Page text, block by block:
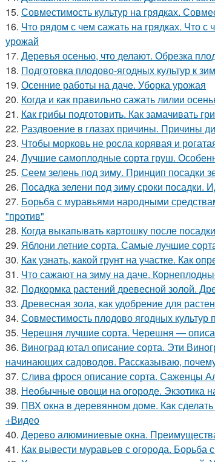
15. Совместимость культур на грядках.
16. Что рядом с чем сажать на грядках. Что
урожай
17. Деревья осенью, что делают. Обрезка
18. Подготовка плодово-ягодных культур к
19. Осенние работы на даче. Уборка урожая
20. Когда и как правильно сажать лилии
21. Как грибы подготовить. Как замачивать
22. Раздвоение в глазах причины. Причины
23. Чтобы морковь не росла корявая и
24. Лучшие самоплодные сорта груш.
25. Сеем зелень под зиму. Принцип посадки
26. Посадка зелени под зиму сроки посадки.
27. Борьба с муравьями народными
"против"
28. Когда выкапывать картошку после
29. Яблони летние сорта. Самые лучшие
30. Как узнать, какой грунт на участке. Как
31. Что сажают на зиму на даче.
32. Подкормка растений древесной золой.
33. Древесная зола, как удобрение для
34. Совместимость плодово ягодных
35. Черешня лучшие сорта. Черешня —
36. Виноград ютал описание сорта. Эти
начинающих садоводов. Рассказываю,
37. Слива фрося описание сорта. Саженцы
38. Необычные овощи на огороде. Экзотика
39. ПВХ окна в деревянном доме. Как
+Видео
40. Дерево алюминиевые окна.
41. Как вывести муравьев с огорода. Борьба